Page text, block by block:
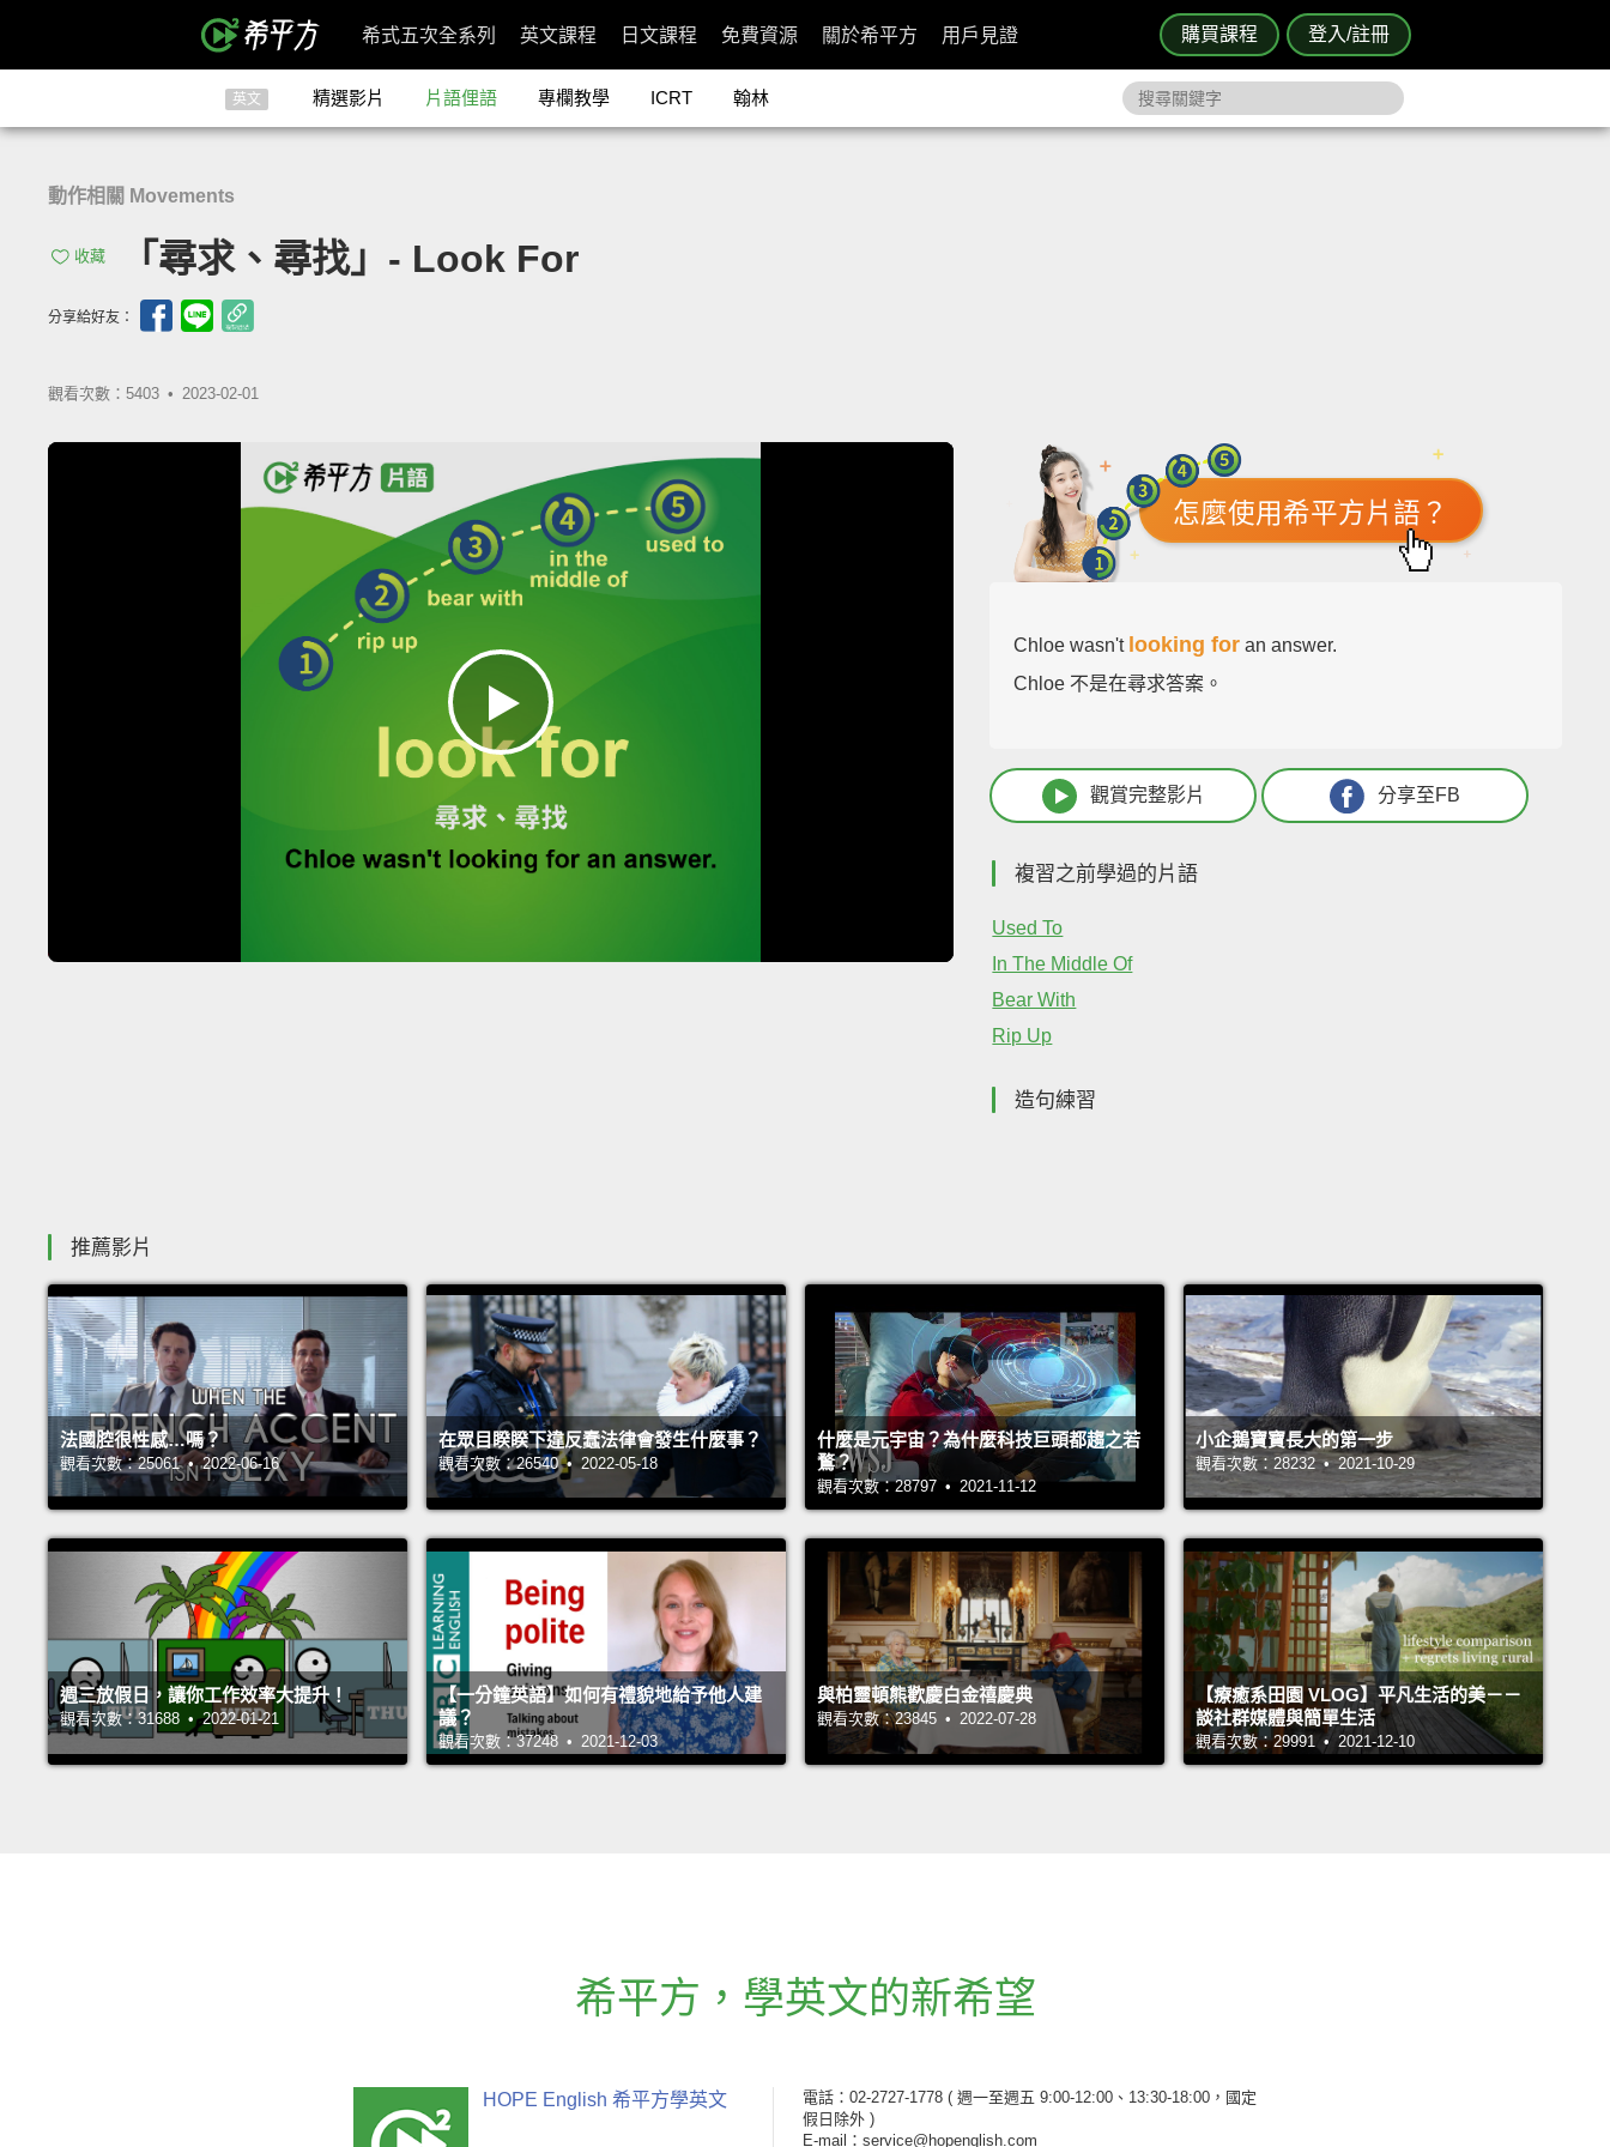
購買課程 登入/註冊
希式五次全系列 英文課程 日文課程 免費資源 關於希平方 用戶見證
英文 精選影片 片語俚語 專欄教學 ICRT 翰林
動作相關 Movements
收藏 「尋求、尋找」- Look For
分享給好友：
觀看次數：5403 • 2023-02-01
怎麼使用希平方片語？
Chloe wasn't looking for an answer.
Chloe 不是在尋求答案。
觀賞完整影片 分享至FB
複習之前學過的片語
Used To
In The Middle Of
Bear With
Rip Up
造句練習
推薦影片
法國腔很性感…嗎？
觀看次數：25061 • 2022-06-16
在眾目睽睽下違反蠢法律會發生什麼事？
觀看次數：26540 • 2022-05-18
什麼是元宇宙？為什麼科技巨頭都趨之若
鶩？
觀看次數：28797 • 2021-11-12
小企鵝寶寶長大的第一步
觀看次數：28232 • 2021-10-29
週三放假日，讓你工作效率大提升！
觀看次數：31688 • 2022-01-21
【一分鐘英語】如何有禮貌地給予他人建
議？
觀看次數：37248 • 2021-12-03
與柏靈頓熊歡慶白金禧慶典
觀看次數：23845 • 2022-07-28
【療癒系田園 VLOG】平凡生活的美－－
談社群媒體與簡單生活
觀看次數：29991 • 2021-12-10
希平方 ， 學英文的新希望
HOPE English 希平方學英文 電話：02-2727-1778 ( 週一至週五 9:00-12:00、13:30-18:00，國定
假日除外 )
E-mail：service@hopenglish.com